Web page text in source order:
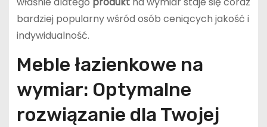
bardziej popularny wśród osób ceniących jakość i
indywidualność.
Meble łazienkowe na
wymiar: Optymalne
rozwiązanie dla Twojej